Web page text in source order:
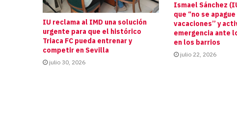
IU reclama al IMD una solución
urgente para que el histórico
Triaca FC pueda entrenar y
competir en Sevilla
julio 30, 2026
Ismael Sánchez
que “no se
vacaciones” y
emergencia ante
en los barrios
julio 22, 2026